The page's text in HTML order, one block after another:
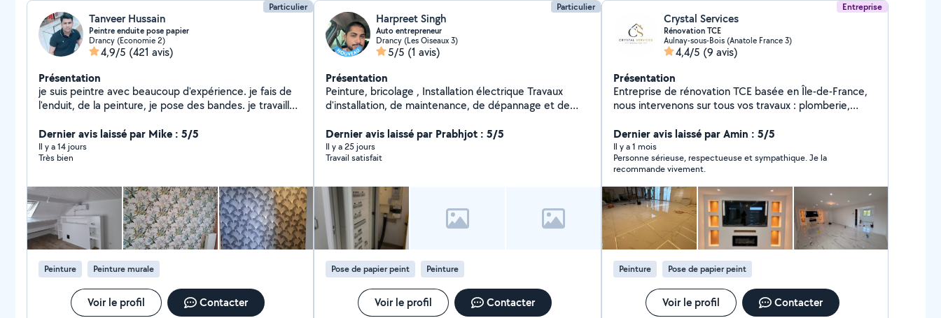
Particulier
Tanveer Hussain
Peintre enduite pose papier
Drancy (Economie 2)
4,9/5 (421 avis)
Présentation
je suis peintre avec beaucoup d'expérience. je fais de
l'enduit, de la peinture, je pose des bandes. je travaille
le bâtiment. je suis sérieux dans tout ce que je fais.
n'hésitez pas à m'appeler. Cordialement
Dernier avis laissé par Mike : 5/5
Il y a 14 jours
Très bien
Peinture Peinture murale
Voir le profil Contacter
Particulier
Harpreet Singh
Auto entrepreneur
Drancy (Les Oiseaux 3)
5/5 (1 avis)
Présentation
Peinture, bricolage , Installation électrique Travaux
d'installation, de maintenance, de dépannage et de
bâtiments résidentiels, commerciaux et tertiaires.
Activité réglementée relevant du domaine de
l'électricité nécessitant une qualification
tableaux électriques, câblage, éclairage, prises,
interrupteurs, domotique de base, recherche de
pannes et interventions de sécurité.
Dernier avis laissé par Prabhjot : 5/5
Il y a 25 jours
Travail satisfait
Pose de papier peint Peinture
Voir le profil Contacter
Entreprise
Crystal Services
Rénovation TCE
Aulnay-sous-Bois (Anatole France 3)
4,4/5 (9 avis)
Présentation
Entreprise de rénovation TCE basée en Île-de-France,
nous intervenons sur tous vos travaux : plomberie,
encore. Chez Crystal Services, on croit au travail bien
fait, aux délais tenus et à une relation de confiance
avec chaque client. Pas de sous-traitance à rallonge
nos équipes gèrent votre chantier de A à Z, avec le
soin qu'on apporterait à nos propres maisons. Devis
gratuit, réponse rapide. On est là pour vous simplifier la
Dernier avis laissé par Amin : 5/5
Il y a 1 mois
Personne sérieuse, respectueuse et sympathique. Je la
recommande vivement.
Peinture Pose de papier peint
Voir le profil Contacter